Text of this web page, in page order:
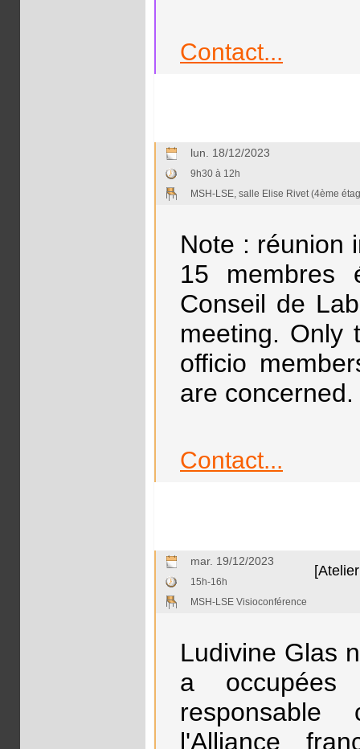
Contact...
lun. 18/12/2023
9h30 à 12h
MSH-LSE, salle Elise Rivet (4ème
Note : réunion
15 membres
Conseil de
meeting. Only
officio
are concerned.
Contact...
mar. 19/12/2023
15h-16h
MSH-LSE Visioconférence
Ludivine Glas
a occupées
l'Alliance